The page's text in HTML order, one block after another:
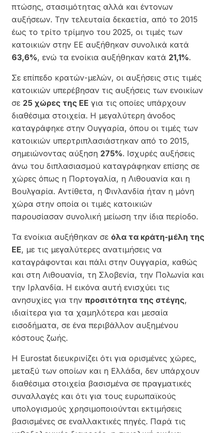
πτώσης, στασιμότητας αλλά και έντονων
αυξήσεων. Την τελευταία δεκαετία, από το 2015
έως το τρίτο τρίμηνο του 2025, οι τιμές των
κατοικιών στην ΕΕ αυξήθηκαν συνολικά κατά
63,6%, ενώ τα ενοίκια αυξήθηκαν κατά 21,1%.
Σε επίπεδο κρατών-μελών, οι αυξήσεις στις τιμές
κατοικιών υπερέβησαν τις αυξήσεις των ενοικίων
σε 25 χώρες της ΕΕ για τις οποίες υπάρχουν
διαθέσιμα στοιχεία. Η μεγαλύτερη άνοδος
καταγράφηκε στην Ουγγαρία, όπου οι τιμές των
κατοικιών υπερτριπλασιάστηκαν από το 2015,
σημειώνοντας αύξηση 275%. Ισχυρές αυξήσεις
άνω του διπλασιασμού καταγράφηκαν επίσης σε
χώρες όπως η Πορτογαλία, η Λιθουανία και η
Βουλγαρία. Αντίθετα, η Φινλανδία ήταν η μόνη
χώρα στην οποία οι τιμές κατοικιών
παρουσίασαν συνολική μείωση την ίδια περίοδο.
Τα ενοίκια αυξήθηκαν σε όλα τα κράτη-μέλη της
ΕΕ, με τις μεγαλύτερες ανατιμήσεις να
καταγράφονται και πάλι στην Ουγγαρία, καθώς
και στη Λιθουανία, τη Σλοβενία, την Πολωνία και
την Ιρλανδία. Η εικόνα αυτή ενισχύει τις
ανησυχίες για την προσιτότητα της στέγης,
ιδιαίτερα για τα χαμηλότερα και μεσαία
εισοδήματα, σε ένα περιβάλλον αυξημένου
κόστους ζωής.
Η Eurostat διευκρινίζει ότι για ορισμένες χώρες,
μεταξύ των οποίων και η Ελλάδα, δεν υπάρχουν
διαθέσιμα στοιχεία βασισμένα σε πραγματικές
συναλλαγές και ότι για τους ευρωπαϊκούς
υπολογισμούς χρησιμοποιούνται εκτιμήσεις
βασισμένες σε εναλλακτικές πηγές. Παρά τις